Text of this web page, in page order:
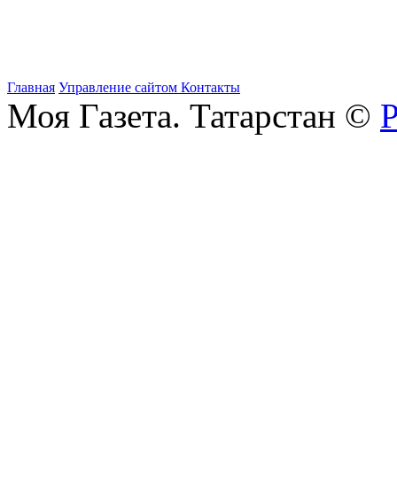
Главная Управление сайтом Контакты
Моя Газета. Татарстан ©